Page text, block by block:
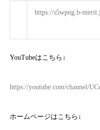
https://s5wpng.b-
YouTubeはこちら ↓
https://youtube.com/channel/
ホームページはこちら ↓